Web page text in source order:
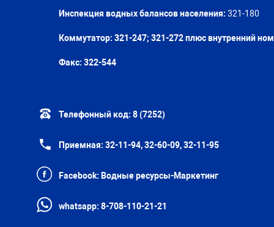
Инспекция водных балансов населения: 321-180
Коммутатор: 321-247; 321-272 плюс внутренний
Факс: 322-544
Телефонный код: 8 (7252)
Приемная: 32-11-94, 32-60-09, 32-11-95
Facebook: Водные ресурсы-Маркетинг
whatsapp: 8-708-110-21-21